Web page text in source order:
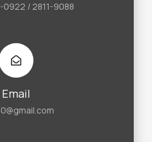
0922 / 2811-9088
Email